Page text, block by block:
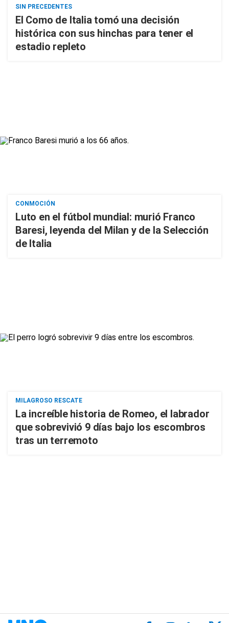
SIN PRECEDENTES
El Como de Italia tomó una decisión
histórica con sus hinchas para tener el
estadio repleto
CONMOCIÓN
Luto en el fútbol mundial: murió Franco
Baresi, leyenda del Milan y de la Selección
de Italia
MILAGROSO RESCATE
La increíble historia de Romeo, el labrador
que sobrevivió 9 días bajo los escombros
tras un terremoto